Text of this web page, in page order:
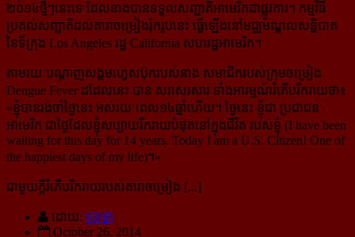
២០១៤​ថ្មីៗ​នេះ​ទេ​ ដែល​នាង​បាន​ទទួល​សញ្ជាតិ​អាមេរិក​ជា​ផ្លូវ​ការ។ កម្មវិធី​
ប្រគល់​​សញ្ជាតិ​ដល់​តារា​ចម្រៀង​រ៉ុក​រូប​នេះ ធ្វើ​ឡើង​នៅ​មជ្ឈមណ្ឌល​សន្និបាត
នៃ​ទីក្រុង Los Angeles រដ្ឋ California សហរដ្ឋ​​អាមេរិក។
តាម​រយៈ​បណ្តាញ​សង្គម​ហ្វេសប៊ុក​របស់​នាង សមាជិក​របស់​ក្រុមចម្រៀង
Dengue Fever ដដែល​នេះ បាន សរសេរ​សារ ទាំង​អារម្មណ៍​រំភើប​រីក​រាយ​ថា៖
«ខ្ញុំ​បាន​រង់​ចាំ​ថ្ងៃ​នេះ អស់​រយៈ​ពេល​១៤ឆ្នាំ​ហើយ។ ថ្ងៃ​នេះ ខ្ញុំ​ជា ប្រជាជន​
អាមេរិក ជា​ថ្ងៃ​ដែល​ខ្ញុំ​សប្បាយ​រីក​រាយ​បំផុត​នៅ​ក្នុង​ជីវិត របស់​ខ្ញុំ (I have been
waiting for this day for 14 years. Today I am a U.S. Citizen! One of
the happiest days of my life)។»
ជាមូយក្តីរំភើបរីករាយរបស់តារាចម្រៀង [...]
ដោយ: ប្រាថ្នា
October 26, 2014